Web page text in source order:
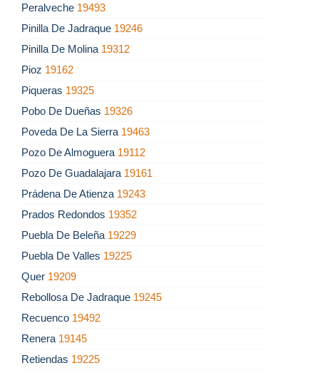
Peralveche 19493
Pinilla De Jadraque 19246
Pinilla De Molina 19312
Pioz 19162
Piqueras 19325
Pobo De Dueñas 19326
Poveda De La Sierra 19463
Pozo De Almoguera 19112
Pozo De Guadalajara 19161
Prádena De Atienza 19243
Prados Redondos 19352
Puebla De Beleña 19229
Puebla De Valles 19225
Quer 19209
Rebollosa De Jadraque 19245
Recuenco 19492
Renera 19145
Retiendas 19225